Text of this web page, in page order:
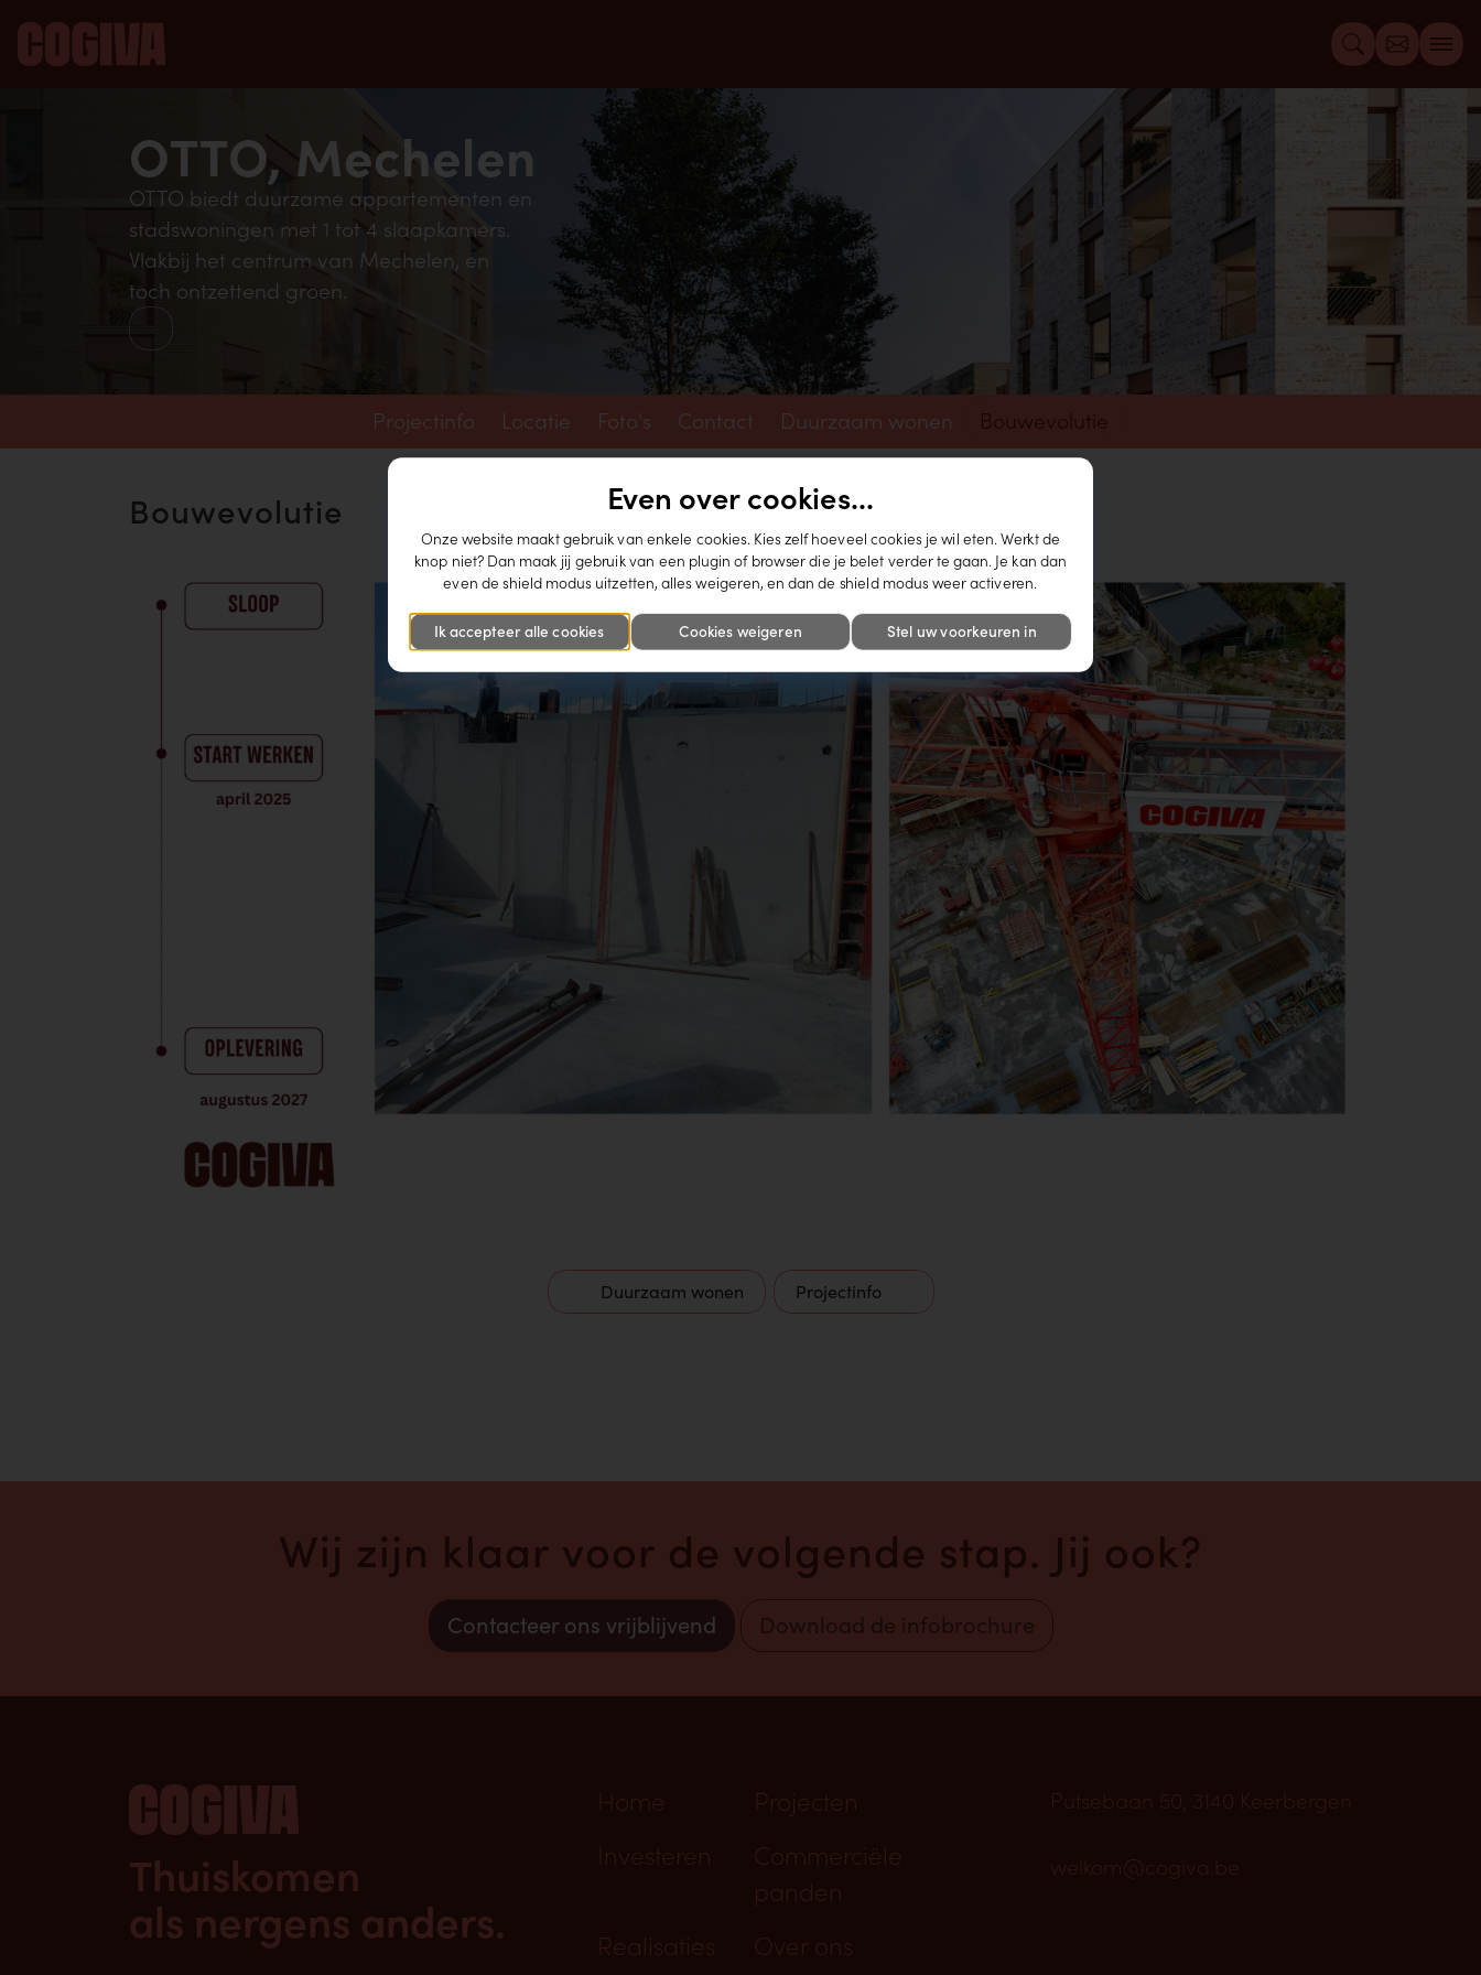
OTTO, Mechelen
OTTO biedt duurzame appartementen en
stadswoningen met 1 tot 4 slaapkamers.
Vlakbij het centrum van Mechelen, en
toch ontzettend groen.
Projectinfo Locatie Foto's Contact Duurzaam wonen Bouwevolutie
Bouwevolutie
Duurzaam wonen Projectinfo
Wij zijn klaar voor de volgende stap. Jij ook?
Contacteer ons vrijblijvend Download de infobrochure
Thuiskomen
als nergens anders.
Home
Projecten
Investeren
Commerciële
panden
Realisaties
Over ons
Putsebaan 50, 3140 Keerbergen
welkom@cogiva.be
Even over cookies...
Onze website maakt gebruik van enkele cookies. Kies zelf hoeveel cookies je wil eten. Werkt de
knop niet? Dan maak jij gebruik van een plugin of browser die je belet verder te gaan. Je kan dan
even de shield modus uitzetten, alles weigeren, en dan de shield modus weer activeren.
Ik accepteer alle cookies Cookies weigeren Stel uw voorkeuren in